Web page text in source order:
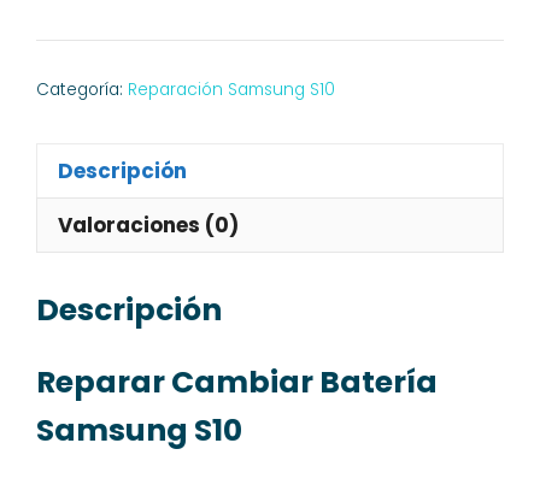
Categoría: Reparación Samsung S10
Descripción
Valoraciones (0)
Descripción
Reparar Cambiar Batería
Samsung S10